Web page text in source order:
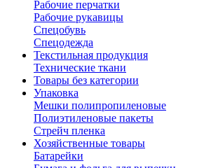
Рабочие перчатки
Рабочие рукавицы
Спецобувь
Спецодежда
Текстильная продукция
Технические ткани
Товары без категории
Упаковка
Мешки полипропиленовые
Полиэтиленовые пакеты
Стрейч пленка
Хозяйственные товары
Батарейки